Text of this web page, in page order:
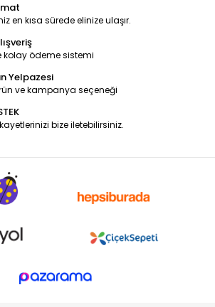
en kısa sürede elinize ulaşır.
kolay ödeme sistemi
Yelpazesi
ve kampanya seçeneği
bize iletebilirsiniz.